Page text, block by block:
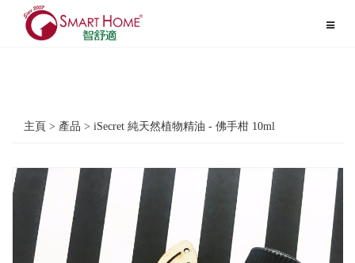
Toggle
主頁 > 產品 > iSecret 純天然植物精油 - 佛手柑 10ml